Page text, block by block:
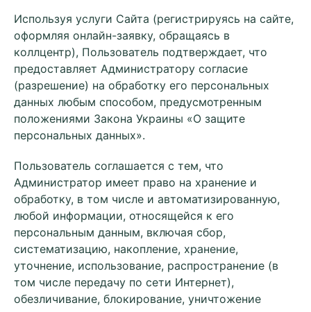
Используя услуги Сайта (регистрируясь на сайте,
оформляя онлайн-заявку, обращаясь в
коллцентр), Пользователь подтверждает, что
предоставляет Администратору согласие
(разрешение) на обработку его персональных
данных любым способом, предусмотренным
положениями Закона Украины «О защите
персональных данных».
Пользователь соглашается с тем, что
Администратор имеет право на хранение и
обработку, в том числе и автоматизированную,
любой информации, относящейся к его
персональным данным, включая сбор,
систематизацию, накопление, хранение,
уточнение, использование, распространение (в
том числе передачу по сети Интернет),
обезличивание, блокирование, уничтожение